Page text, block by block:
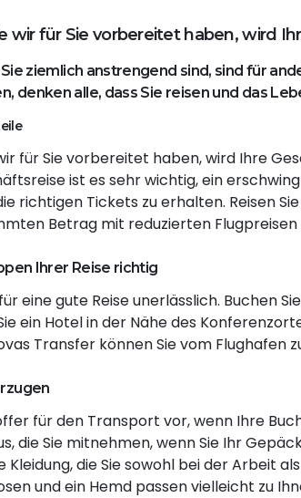
wir für Sie vorbereitet haben, wird
ziemlich anstrengend sind, sind für
denken alle, dass Sie reisen und das
für Sie vorbereitet haben, wird Ihre
ist es sehr wichtig, ein
richtigen Tickets zu erhalten. Reisen
Betrag mit reduzierten Flugpreisen
Ihrer Reise richtig
eine gute Reise unerlässlich. Buchen
ein Hotel in der Nähe des
Transfer können Sie vom Flughafen
für den Transport vor, wenn Ihre
die Sie mitnehmen, wenn Sie Ihr
Kleidung, die Sie sowohl bei der Arbeit
und ein Hemd passen vielleicht zu